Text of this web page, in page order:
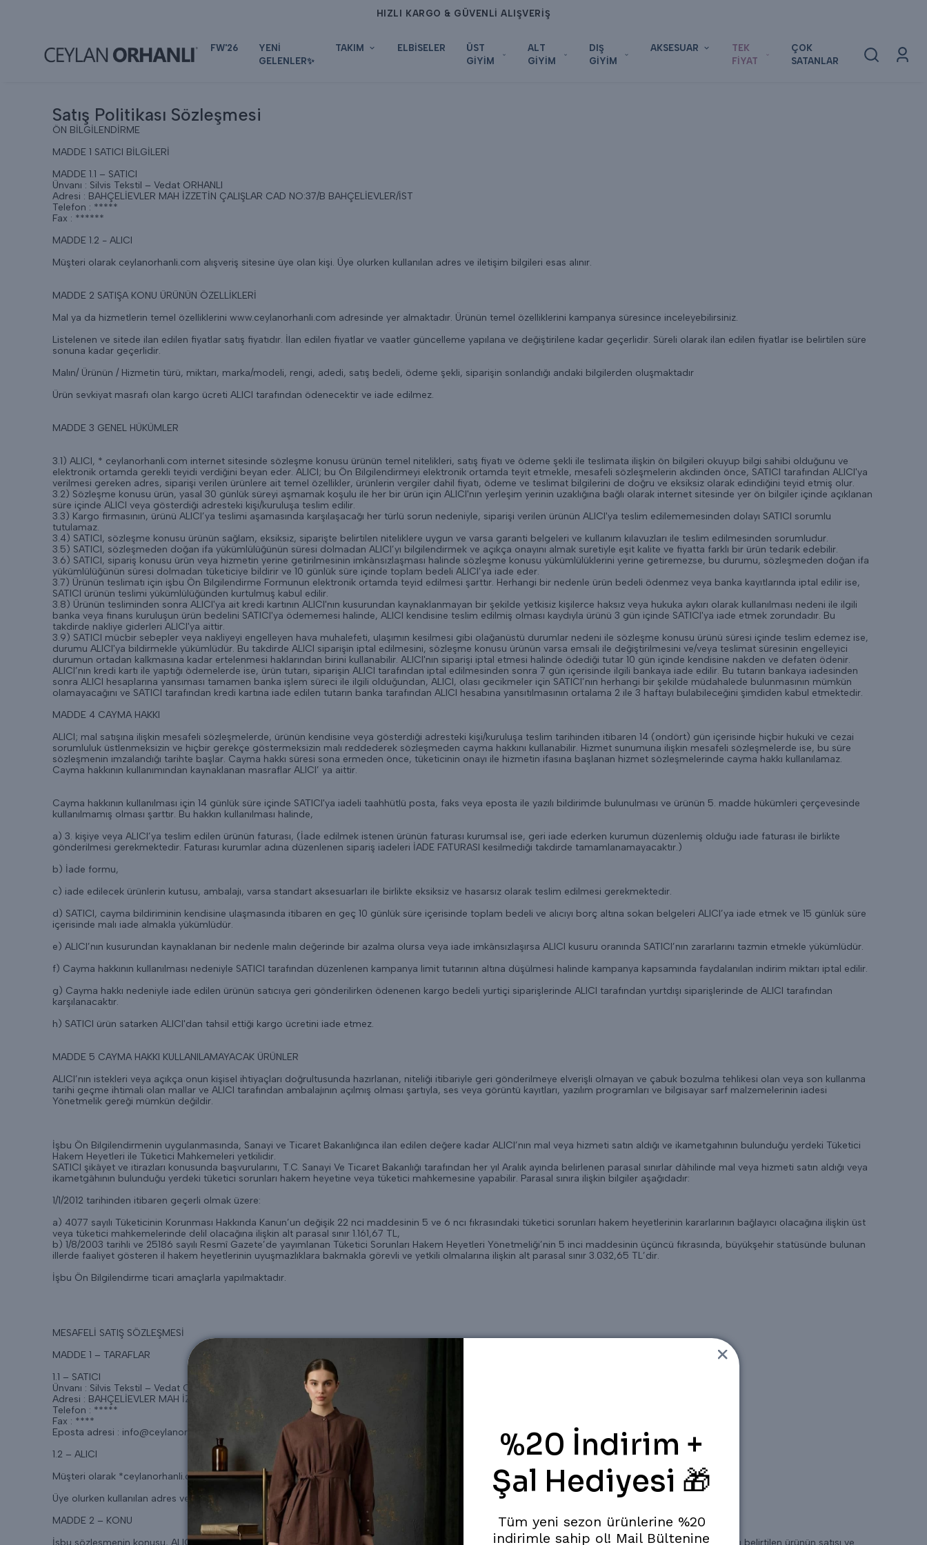
HIZLI KARGO & GÜVENLİ ALIŞVERİŞ
FW'26
YENİ
GELENLER✨
TAKIM ELBİSELER
ÜST
GİYİM
ALT
GİYİM
DIŞ
GİYİM
AKSESUAR
TEK
FİYAT
ÇOK
SATANLAR
Satış Politikası Sözleşmesi
ÖN BİLGİLENDİRME
MADDE 1 SATICI BİLGİLERİ
MADDE 1.1 – SATICI
Ünvanı : Silvis Tekstil – Vedat ORHANLI
Adresi : BAHÇELİEVLER MAH İZZETİN ÇALIŞLAR CAD NO:37/B BAHÇELİEVLER/İST
Telefon : *****
Fax : ******
MADDE 1.2 - ALICI
Müşteri olarak ceylanorhanli.com alışveriş sitesine üye olan kişi. Üye olurken kullanılan adres ve iletişim bilgileri esas alınır.
MADDE 2 SATIŞA KONU ÜRÜNÜN ÖZELLİKLERİ
Mal ya da hizmetlerin temel özelliklerini www.ceylanorhanli.com adresinde yer almaktadır. Ürünün temel özelliklerini kampanya süresince inceleyebilirsiniz.
Listelenen ve sitede ilan edilen fiyatlar satış fiyatıdır. İlan edilen fiyatlar ve vaatler güncelleme yapılana ve değiştirilene kadar geçerlidir. Süreli olarak ilan edilen fiyatlar ise belirtilen süre
sonuna kadar geçerlidir.
Malın/ Ürünün / Hizmetin türü, miktarı, marka/modeli, rengi, adedi, satış bedeli, ödeme şekli, siparişin sonlandığı andaki bilgilerden oluşmaktadır
Ürün sevkiyat masrafı olan kargo ücreti ALICI tarafından ödenecektir ve iade edilmez.
MADDE 3 GENEL HÜKÜMLER
3.1) ALICI, * ceylanorhanli.com internet sitesinde sözleşme konusu ürünün temel nitelikleri, satış fiyatı ve ödeme şekli ile teslimata ilişkin ön bilgileri okuyup bilgi sahibi olduğunu ve
elektronik ortamda gerekli teyidi verdiğini beyan eder. ALICI; bu Ön Bilgilendirmeyi elektronik ortamda teyit etmekle, mesafeli sözleşmelerin akdinden önce, SATICI tarafından ALICI'ya
verilmesi gereken adres, siparişi verilen ürünlere ait temel özellikler, ürünlerin vergiler dahil fiyatı, ödeme ve teslimat bilgilerini de doğru ve eksiksiz olarak edindiğini teyid etmiş olur.
3.2) Sözleşme konusu ürün, yasal 30 günlük süreyi aşmamak koşulu ile her bir ürün için ALICI'nın yerleşim yerinin uzaklığına bağlı olarak internet sitesinde yer ön bilgiler içinde açıklanan
süre içinde ALICI veya gösterdiği adresteki kişi/kuruluşa teslim edilir.
3.3) Kargo firmasının, ürünü ALICI’ya teslimi aşamasında karşılaşacağı her türlü sorun nedeniyle, siparişi verilen ürünün ALICI'ya teslim edilememesinden dolayı SATICI sorumlu
tutulamaz.
3.4) SATICI, sözleşme konusu ürünün sağlam, eksiksiz, siparişte belirtilen niteliklere uygun ve varsa garanti belgeleri ve kullanım kılavuzları ile teslim edilmesinden sorumludur.
3.5) SATICI, sözleşmeden doğan ifa yükümlülüğünün süresi dolmadan ALICI’yı bilgilendirmek ve açıkça onayını almak suretiyle eşit kalite ve fiyatta farklı bir ürün tedarik edebilir.
3.6) SATICI, sipariş konusu ürün veya hizmetin yerine getirilmesinin imkânsızlaşması halinde sözleşme konusu yükümlülüklerini yerine getiremezse, bu durumu, sözleşmeden doğan ifa
yükümlülüğünün süresi dolmadan tüketiciye bildirir ve 10 günlük süre içinde toplam bedeli ALICI’ya iade eder.
3.7) Ürünün teslimatı için işbu Ön Bilgilendirme Formunun elektronik ortamda teyid edilmesi şarttır. Herhangi bir nedenle ürün bedeli ödenmez veya banka kayıtlarında iptal edilir ise,
SATICI ürünün teslimi yükümlülüğünden kurtulmuş kabul edilir.
3.8) Ürünün tesliminden sonra ALICI'ya ait kredi kartının ALICI'nın kusurundan kaynaklanmayan bir şekilde yetkisiz kişilerce haksız veya hukuka aykırı olarak kullanılması nedeni ile ilgili
banka veya finans kuruluşun ürün bedelini SATICI'ya ödememesi halinde, ALICI kendisine teslim edilmiş olması kaydıyla ürünü 3 gün içinde SATICI'ya iade etmek zorundadır. Bu
takdirde nakliye giderleri ALICI'ya aittir.
3.9) SATICI mücbir sebepler veya nakliyeyi engelleyen hava muhalefeti, ulaşımın kesilmesi gibi olağanüstü durumlar nedeni ile sözleşme konusu ürünü süresi içinde teslim edemez ise,
durumu ALICI'ya bildirmekle yükümlüdür. Bu takdirde ALICI siparişin iptal edilmesini, sözleşme konusu ürünün varsa emsali ile değiştirilmesini ve/veya teslimat süresinin engelleyici
durumun ortadan kalkmasına kadar ertelenmesi haklarından birini kullanabilir. ALICI'nın siparişi iptal etmesi halinde ödediği tutar 10 gün içinde kendisine nakden ve defaten ödenir.
ALICI’nın kredi kartı ile yaptığı ödemelerde ise, ürün tutarı, siparişin ALICI tarafından iptal edilmesinden sonra 7 gün içerisinde ilgili bankaya iade edilir. Bu tutarın bankaya iadesinden
sonra ALICI hesaplarına yansıması tamamen banka işlem süreci ile ilgili olduğundan, ALICI, olası gecikmeler için SATICI’nın herhangi bir şekilde müdahalede bulunmasının mümkün
olamayacağını ve SATICI tarafından kredi kartına iade edilen tutarın banka tarafından ALICI hesabına yansıtılmasının ortalama 2 ile 3 haftayı bulabileceğini şimdiden kabul etmektedir.
MADDE 4 CAYMA HAKKI
ALICI; mal satışına ilişkin mesafeli sözleşmelerde, ürünün kendisine veya gösterdiği adresteki kişi/kuruluşa teslim tarihinden itibaren 14 (ondört) gün içerisinde hiçbir hukuki ve cezai
sorumluluk üstlenmeksizin ve hiçbir gerekçe göstermeksizin malı reddederek sözleşmeden cayma hakkını kullanabilir. Hizmet sunumuna ilişkin mesafeli sözleşmelerde ise, bu süre
sözleşmenin imzalandığı tarihte başlar. Cayma hakkı süresi sona ermeden önce, tüketicinin onayı ile hizmetin ifasına başlanan hizmet sözleşmelerinde cayma hakkı kullanılamaz.
Cayma hakkının kullanımından kaynaklanan masraflar ALICI’ ya aittir.
Cayma hakkının kullanılması için 14 günlük süre içinde SATICI'ya iadeli taahhütlü posta, faks veya eposta ile yazılı bildirimde bulunulması ve ürünün 5. madde hükümleri çerçevesinde
kullanılmamış olması şarttır. Bu hakkın kullanılması halinde,
a) 3. kişiye veya ALICI’ya teslim edilen ürünün faturası, (İade edilmek istenen ürünün faturası kurumsal ise, geri iade ederken kurumun düzenlemiş olduğu iade faturası ile birlikte
gönderilmesi gerekmektedir. Faturası kurumlar adına düzenlenen sipariş iadeleri İADE FATURASI kesilmediği takdirde tamamlanamayacaktır.)
b) İade formu,
c) iade edilecek ürünlerin kutusu, ambalajı, varsa standart aksesuarları ile birlikte eksiksiz ve hasarsız olarak teslim edilmesi gerekmektedir.
d) SATICI, cayma bildiriminin kendisine ulaşmasında itibaren en geç 10 günlük süre içerisinde toplam bedeli ve alıcıyı borç altına sokan belgeleri ALICI’ya iade etmek ve 15 günlük süre
içerisinde malı iade almakla yükümlüdür.
e) ALICI’nın kusurundan kaynaklanan bir nedenle malın değerinde bir azalma olursa veya iade imkânsızlaşırsa ALICI kusuru oranında SATICI’nın zararlarını tazmin etmekle yükümlüdür.
f) Cayma hakkının kullanılması nedeniyle SATICI tarafından düzenlenen kampanya limit tutarının altına düşülmesi halinde kampanya kapsamında faydalanılan indirim miktarı iptal edilir.
g) Cayma hakkı nedeniyle iade edilen ürünün satıcıya geri gönderilirken ödenenen kargo bedeli yurtiçi siparişlerinde ALICI tarafından yurtdışı siparişlerinde de ALICI tarafından
karşılanacaktır.
h) SATICI ürün satarken ALICI'dan tahsil ettiği kargo ücretini iade etmez.
MADDE 5 CAYMA HAKKI KULLANILAMAYACAK ÜRÜNLER
ALICI’nın istekleri veya açıkça onun kişisel ihtiyaçları doğrultusunda hazırlanan, niteliği itibariyle geri gönderilmeye elverişli olmayan ve çabuk bozulma tehlikesi olan veya son kullanma
tarihi geçme ihtimali olan mallar ve ALICI tarafından ambalajının açılmış olması şartıyla, ses veya görüntü kayıtları, yazılım programları ve bilgisayar sarf malzemelerinin iadesi
Yönetmelik gereği mümkün değildir.
İşbu Ön Bilgilendirmenin uygulanmasında, Sanayi ve Ticaret Bakanlığınca ilan edilen değere kadar ALICI’nın mal veya hizmeti satın aldığı ve ikametgahının bulunduğu yerdeki Tüketici
Hakem Heyetleri ile Tüketici Mahkemeleri yetkilidir.
SATICI şikâyet ve itirazları konusunda başvurularını, T.C. Sanayi Ve Ticaret Bakanlığı tarafından her yıl Aralık ayında belirlenen parasal sınırlar dâhilinde mal veya hizmeti satın aldığı veya
ikametgâhının bulunduğu yerdeki tüketici sorunları hakem heyetine veya tüketici mahkemesine yapabilir. Parasal sınıra ilişkin bilgiler aşağıdadır:
1/1/2012 tarihinden itibaren geçerli olmak üzere:
a) 4077 sayılı Tüketicinin Korunması Hakkında Kanun’un değişik 22 nci maddesinin 5 ve 6 ncı fıkrasındaki tüketici sorunları hakem heyetlerinin kararlarının bağlayıcı olacağına ilişkin üst
veya tüketici mahkemelerinde delil olacağına ilişkin alt parasal sınır 1.161,67 TL,
b) 1/8/2003 tarihli ve 25186 sayılı Resmî Gazete’de yayımlanan Tüketici Sorunları Hakem Heyetleri Yönetmeliği’nin 5 inci maddesinin üçüncü fıkrasında, büyükşehir statüsünde bulunan
illerde faaliyet gösteren il hakem heyetlerinin uyuşmazlıklara bakmakla görevli ve yetkili olmalarına ilişkin alt parasal sınır 3.032,65 TL’dir.
İşbu Ön Bilgilendirme ticari amaçlarla yapılmaktadır.
MESAFELİ SATIŞ SÖZLEŞMESİ
MADDE 1 – TARAFLAR
1.1 – SATICI
Ünvanı : Silvis Tekstil – Vedat Orhanlı
Adresi : BAHÇELİEVLER MAH İZZETTİN ÇALIŞLAR CAD NO:37/B BAHÇELİEVLER/İSTANBUL
Telefon : *****
Fax : ****
Eposta adresi : info@ceylanorhanli.com
1.2 – ALICI
Müşteri olarak *ceylanorhanli.com alışveriş sitesine üye olan kişi.
Üye olurken kullanılan adres ve iletişim bilgileri esas alınır.
MADDE 2 – KONU
İşbu sözleşmenin konusu, ALICI’nın SATICI’ya ait ceylanorhanli.com İnternet sitesinden elektronik ortamda siparişini yaptığı aşağıda nitelikleri ve satış fiyatı belirtilen ürünün satışı ve
%20 İndirim +
Şal Hediyesi 🎁
Tüm yeni sezon ürünlerine %20
indirimle sahip ol! Mail Bültenine